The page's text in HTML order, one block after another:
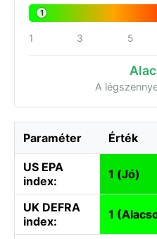
1
1 3 5
A
Paraméter Érték
US EPA
index:
1 (Jó)
UK DEFRA
index:
1